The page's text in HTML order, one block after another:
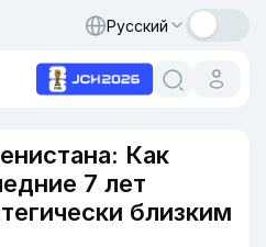
Русский
Как
7 лет
близким